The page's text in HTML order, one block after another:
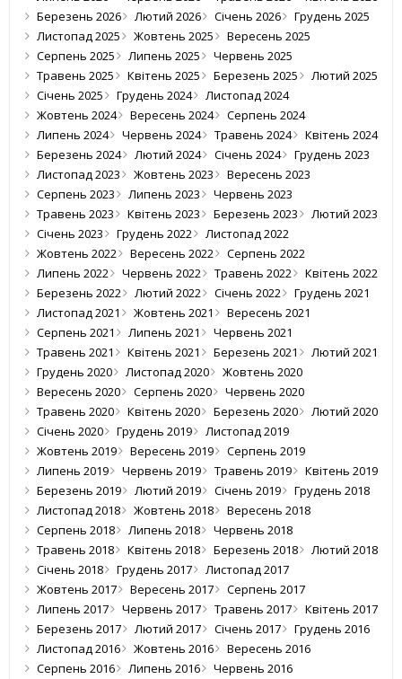
Березень 2026
Лютий 2026 Січень 2026
Грудень 2025
Листопад 2025
Жовтень 2025
Вересень 2025
Серпень 2025
Липень 2025
Червень 2025
Травень 2025
Квітень 2025 Березень 2025
Лютий 2025
Січень 2025
Грудень 2024
Листопад 2024
Жовтень 2024
Вересень 2024
Серпень 2024
Липень 2024
Червень 2024 Травень 2024
Квітень 2024
Березень 2024
Лютий 2024 Січень 2024
Грудень 2023
Листопад 2023
Жовтень 2023
Вересень 2023
Серпень 2023
Липень 2023
Червень 2023
Травень 2023
Квітень 2023 Березень 2023
Лютий 2023
Січень 2023
Грудень 2022
Листопад 2022
Жовтень 2022
Вересень 2022
Серпень 2022
Липень 2022
Червень 2022 Травень 2022
Квітень 2022
Березень 2022
Лютий 2022 Січень 2022
Грудень 2021
Листопад 2021
Жовтень 2021
Вересень 2021
Серпень 2021
Липень 2021
Червень 2021
Травень 2021
Квітень 2021 Березень 2021
Лютий 2021
Грудень 2020
Листопад 2020
Жовтень 2020
Вересень 2020
Серпень 2020
Червень 2020
Травень 2020
Квітень 2020 Березень 2020
Лютий 2020
Січень 2020
Грудень 2019
Листопад 2019
Жовтень 2019
Вересень 2019
Серпень 2019
Липень 2019
Червень 2019 Травень 2019
Квітень 2019
Березень 2019
Лютий 2019 Січень 2019
Грудень 2018
Листопад 2018
Жовтень 2018
Вересень 2018
Серпень 2018
Липень 2018
Червень 2018
Травень 2018
Квітень 2018 Березень 2018
Лютий 2018
Січень 2018
Грудень 2017
Листопад 2017
Жовтень 2017
Вересень 2017
Серпень 2017
Липень 2017
Червень 2017 Травень 2017
Квітень 2017
Березень 2017
Лютий 2017 Січень 2017
Грудень 2016
Листопад 2016
Жовтень 2016
Вересень 2016
Серпень 2016
Липень 2016
Червень 2016